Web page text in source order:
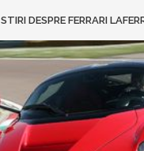
STIRI DESPRE FERRARI